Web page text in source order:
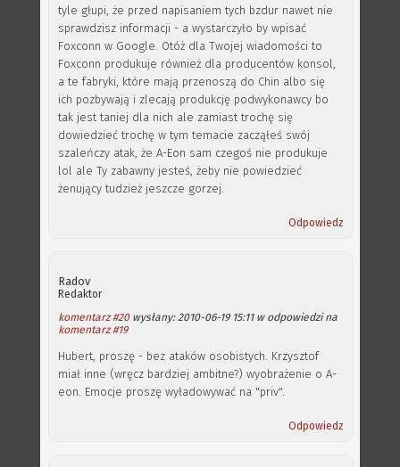
tyle głupi, że przed napisaniem tych bzdur nawet nie
sprawdzisz informacji - a wystarczyło by wpisać
Foxconn w Google. Otóż dla Twojej wiadomości to
Foxconn produkuje również dla producentów konsol,
a te fabryki, które mają przenoszą do Chin albo się
ich pozbywają i zlecają produkcję podwykonawcy bo
tak jest taniej dla nich ale zamiast trochę się
dowiedzieć trochę w tym temacie zacząłeś swój
szaleńczy atak, że A-Eon sam czegoś nie produkuje
lol ale Ty zabawny jesteś, żeby nie powiedzieć
żenujący tudzież jeszcze gorzej.
Odpowiedz
Radov
Redaktor
komentarz #20wysłany: 2010-06-19 15:11 w odpowiedzi na
komentarz #19
Hubert, proszę - bez ataków osobistych. Krzysztof
miał inne (wręcz bardziej ambitne?) wyobrażenie o A-
eon. Emocje proszę wyładowywać na "priv".
Odpowiedz